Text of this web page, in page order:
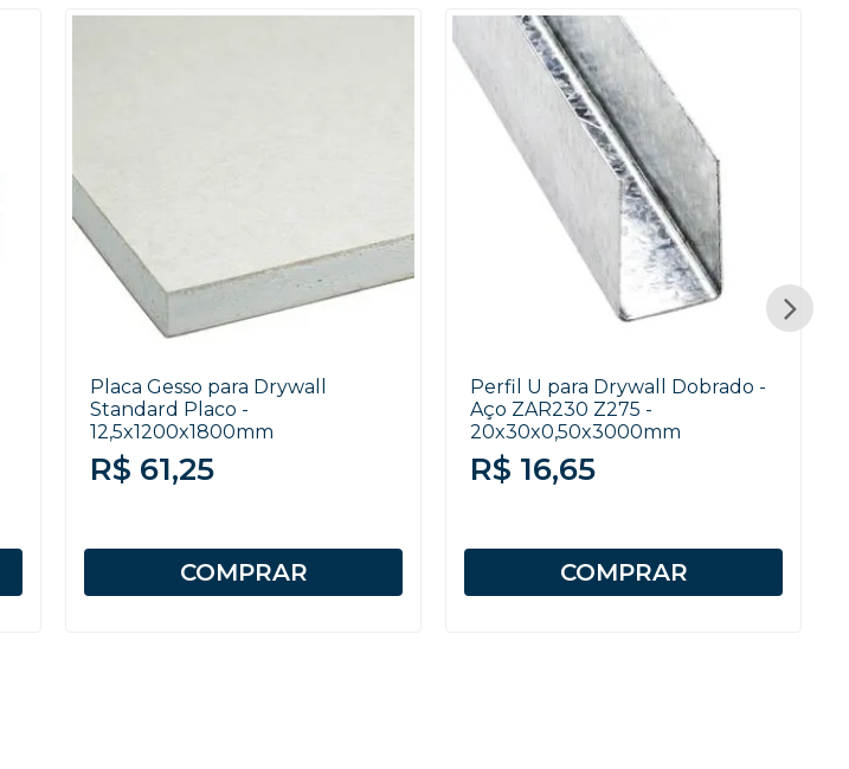
Placa Gesso para Drywall
Standard Placo -
12,5x1200x1800mm
R$ 61,25
COMPRAR
Perfil U para Drywall Dobrado -
Aço ZAR230 Z275 -
20x30x0,50x3000mm
R$ 16,65
COMPRAR